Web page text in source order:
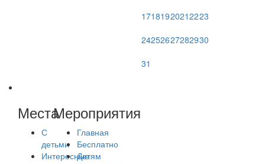
17181920212223
24252627282930
31
Места
С
детьми
Интересные
Мероприятия
Главная
Бесплатно
Детям